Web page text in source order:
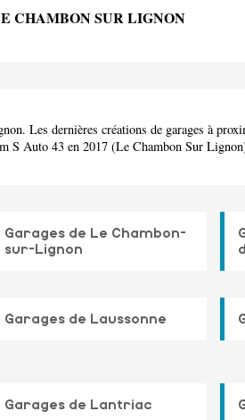
CHAMBON SUR LIGNON
Les dernières créations de garages à
S Auto 43 en 2017 (Le Chambon Sur
Garages de Le Chambon-
sur-Lignon
Garages de Laussonne
Garages de Lantriac